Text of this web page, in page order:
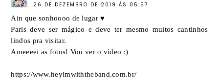
26 DE DEZEMBRO DE 2019 ÀS 05:57
Ain que sonhoooo de lugar ♥
Paris deve ser mágico e deve ter mesmo muitos cantinhos
lindos pra visitar.
Ameeeei as fotos! Vou ver o vídeo :)
https://www.heyimwiththeband.com.br/